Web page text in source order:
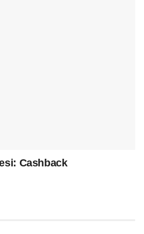
Cashback